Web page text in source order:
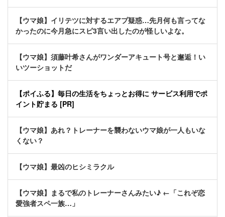
【ウマ娘】イリテツに対するエアプ疑惑…先月何も言ってな
かったのに今月急にスピ3言い出したのが怪しいよな。
【ウマ娘】須藤叶希さんがワンダーアキュート号と邂逅！い
いツーショットだ
【ポイふる】毎日の生活をちょっとお得に サービス利用でポ
イント貯まる [PR]
【ウマ娘】あれ？トレーナーを襲わないウマ娘が一人もいな
くない？
【ウマ娘】最凶のヒシミラクル
【ウマ娘】まるで私のトレーナーさんみたい♪ ←「これぞ恋
愛強者スペ一族…」